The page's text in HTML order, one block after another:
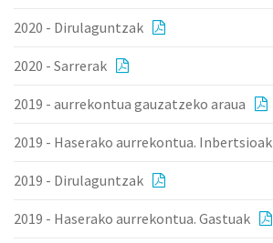
2020 - Dirulaguntzak
2020 - Sarrerak
2019 - aurrekontua gauzatzeko araua
2019 - Haserako aurrekontua. Inbertsioak
2019 - Dirulaguntzak
2019 - Haserako aurrekontua. Gastuak